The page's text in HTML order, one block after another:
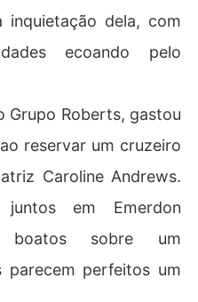
inquietação dela, com
ecoando pelo
Grupo Roberts, gastou
reservar um cruzeiro
Caroline Andrews.
em Emerdon
boatos sobre um
parecem perfeitos um